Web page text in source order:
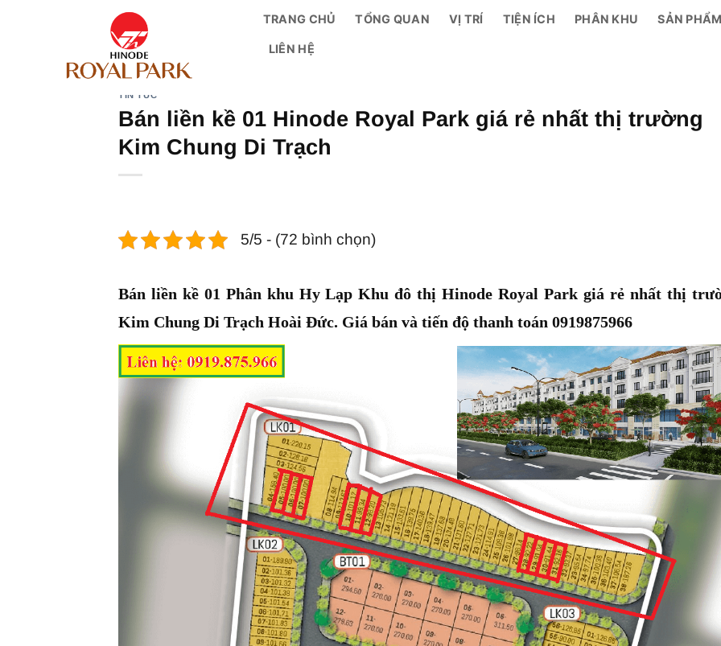
TRANG CHỦ TỔNG QUAN VỊ TRÍ TIỆN ÍCH PHÂN KHU SẢN
LIÊN HỆ
TIN TỨC
Bán liền kề 01 Hinode Royal Park giá rẻ nhất thị trường
Kim Chung Di Trạch
5/5 - (72 bình chọn)
Bán liền kề 01 Phân khu Hy Lạp Khu đô thị Hinode Royal Park giá rẻ nhất thị
Kim Chung Di Trạch Hoài Đức. Giá bán và tiến độ thanh toán 0919875966